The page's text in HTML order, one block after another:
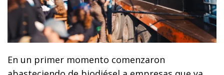
En un primer momento comenzaron